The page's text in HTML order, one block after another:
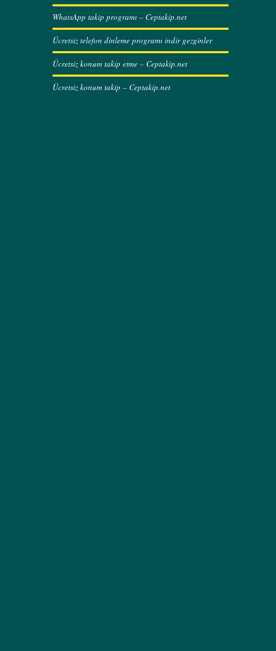
WhatsApp takip programı – Ceptakip.net
Ücretsiz telefon dinleme programı indir gezginler
Ücretsiz konum takip etme – Ceptakip.net
Ücretsiz konum takip – Ceptakip.net